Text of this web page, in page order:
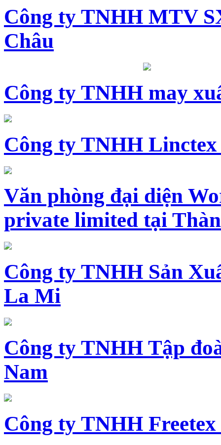
Công ty TNHH MTV
Châu
Công ty TNHH may
Công ty TNHH Linctex
Văn phòng đại diện
private limited tại
Công ty TNHH Sản
La Mi
Công ty TNHH Tập
Nam
Công ty TNHH